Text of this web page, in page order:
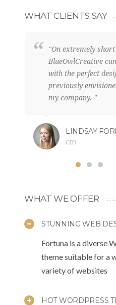
WHAT CLIENTS SAY
"On extremely short
BlueOwlCreative
with the perfect
previously
my company. "
LINDSAY
CEO
WHAT WE OFFER
STUNNING WEB
Fortuna is a diverse
theme suitable for a
variety of websites
HOT WORDPRESS